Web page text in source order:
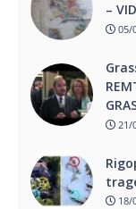
–
05/
21/
18/